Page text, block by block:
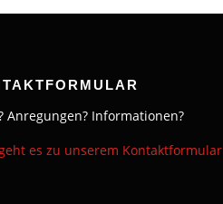
Anregungen? Informationen?
geht es zu unserem Kontaktformular